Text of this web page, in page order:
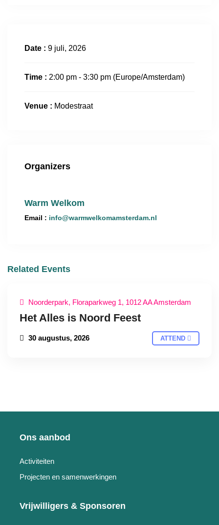
Date : 9 juli, 2026
Time : 2:00 pm - 3:30 pm (Europe/Amsterdam)
Venue : Modestraat
Organizers
Warm Welkom
Email : info@warmwelkomamsterdam.nl
Related Events
Noorderpark, Floraparkweg 1, 1012 AA Amsterdam
Het Alles is Noord Feest
30 augustus, 2026 ATTEND
Ons aanbod
Activiteiten
Projecten en samenwerkingen
Vrijwilligers & Sponsoren